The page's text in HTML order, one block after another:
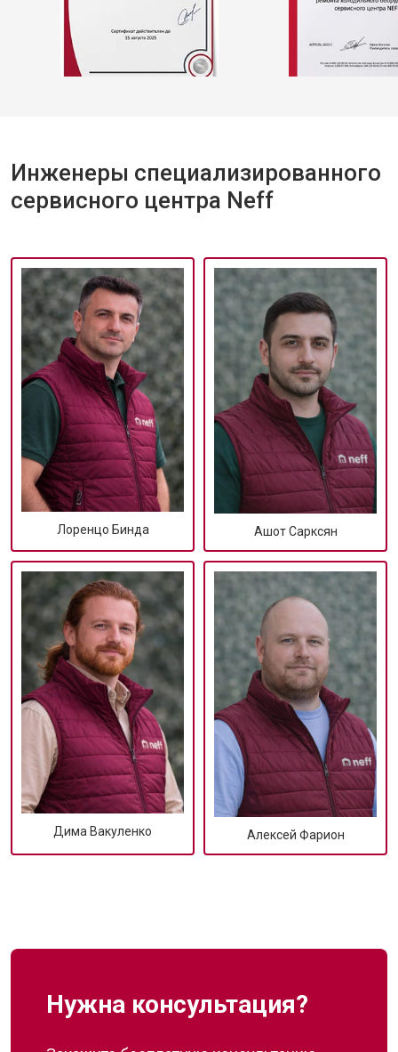
Инженеры специализированного
сервисного центра Neff
Лоренцо Бинда Ашот Сарксян
Дима Вакуленко Алексей Фарион
Нужна консультация?